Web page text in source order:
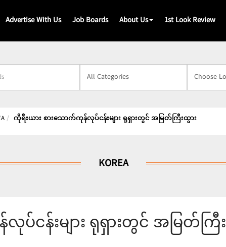
Advertise With Us Job Boards About Us 1st Look Review
ကိုရီးယား စားသောက်ကုန်လုပ်ငန်းများ ရုရှားတွင် အမြတ်ကြီးထွား
KOREA
ငန်းများ ရုရှားတွင် အမြတ်ကြီး